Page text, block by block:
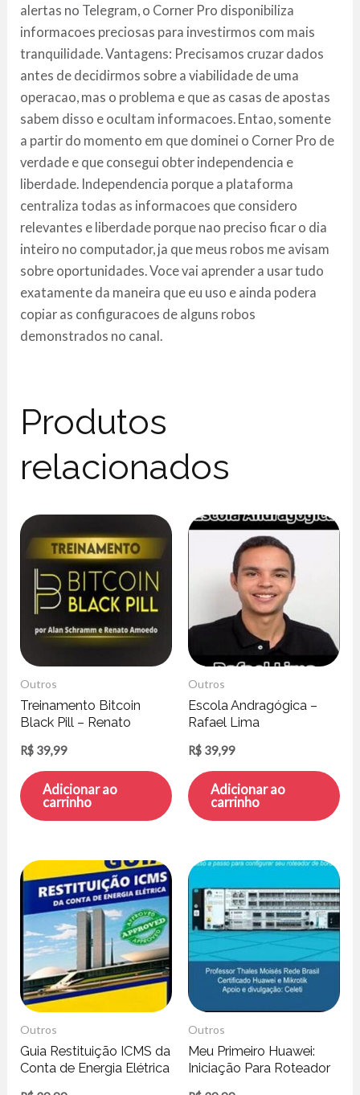
alertas no Telegram, o Corner Pro disponibiliza
informacoes preciosas para investirmos com mais
tranquilidade. Vantagens: Precisamos cruzar dados
antes de decidirmos sobre a viabilidade de uma
operacao, mas o problema e que as casas de apostas
sabem disso e ocultam informacoes. Entao, somente
a partir do momento em que dominei o Corner Pro de
verdade e que consegui obter independencia e
liberdade. Independencia porque a plataforma
centraliza todas as informacoes que considero
relevantes e liberdade porque nao preciso ficar o dia
inteiro no computador, ja que meus robos me avisam
sobre oportunidades. Voce vai aprender a usar tudo
exatamente da maneira que eu uso e ainda podera
copiar as configuracoes de alguns robos
demonstrados no canal.
Produtos
relacionados
Outros
Treinamento Bitcoin
Black Pill – Renato
Schramm
R$ 39,99
Adicionar ao
carrinho
Outros
Escola Andragógica –
Rafael Lima
R$ 39,99
Adicionar ao
carrinho
Outros
Guia Restituição ICMS da
Conta de Energia Elétrica
Outros
Meu Primeiro Huawei:
Iniciação Para Roteador